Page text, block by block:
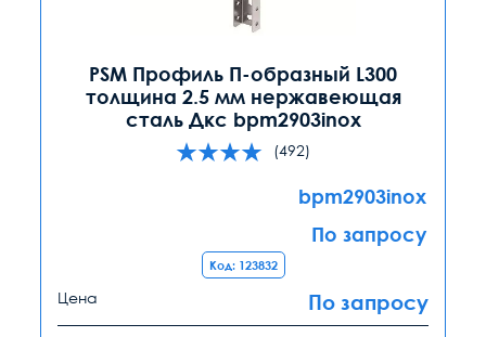
PSM Профиль П-образный L300
толщина 2.5 мм нержавеющая
сталь Дкс bpm2903inox
(492)
bpm2903inox
По запросу
Код: 123832
Цена По запросу